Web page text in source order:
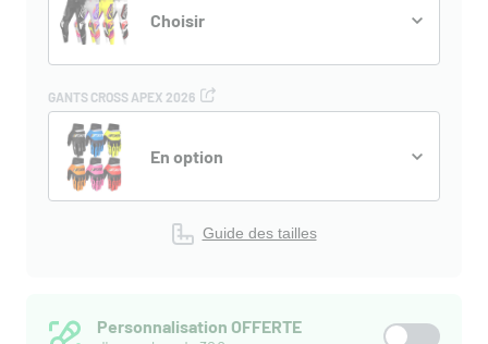
Choisir
GANTS CROSS APEX 2026
En option
Guide des tailles
Personnalisation OFFERTE